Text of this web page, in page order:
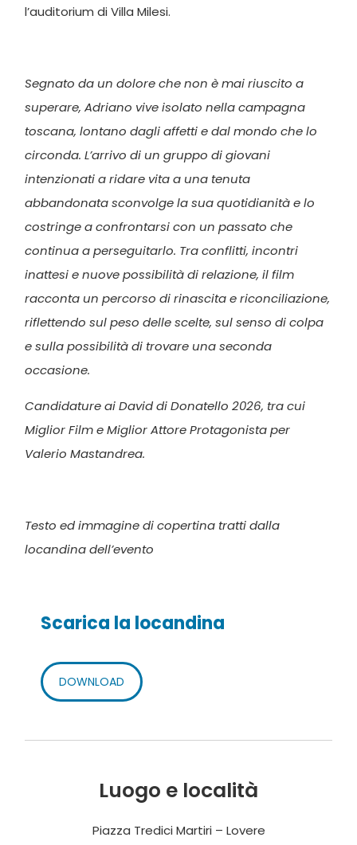
l’auditorium di Villa Milesi.
Segnato da un dolore che non è mai riuscito a
superare, Adriano vive isolato nella campagna
toscana, lontano dagli affetti e dal mondo che lo
circonda. L’arrivo di un gruppo di giovani
intenzionati a ridare vita a una tenuta
abbandonata sconvolge la sua quotidianità e lo
costringe a confrontarsi con un passato che
continua a perseguitarlo. Tra conflitti, incontri
inattesi e nuove possibilità di relazione, il film
racconta un percorso di rinascita e riconciliazione,
riflettendo sul peso delle scelte, sul senso di colpa
e sulla possibilità di trovare una seconda
occasione.
Candidature ai David di Donatello 2026, tra cui
Miglior Film e Miglior Attore Protagonista per
Valerio Mastandrea.
Testo ed immagine di copertina tratti dalla
locandina dell’evento
Scarica la locandina
DOWNLOAD
Luogo e località
Piazza Tredici Martiri – Lovere